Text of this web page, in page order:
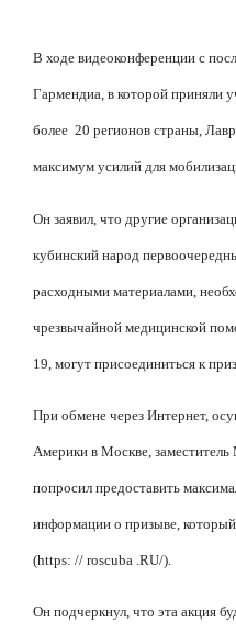
В ходе видеоконференции с
Гармендиа, в которой приняли
более 20 регионов страны,
максимум усилий для
Он заявил, что другие
кубинский народ
расходными материалами,
чрезвычайной медицинской
19, могут присоединиться к
При обмене через Интернет,
Америки в Москве,
попросил предоставить
информации о призыве,
(https: // roscuba .RU/).
Он подчеркнул, что эта акция